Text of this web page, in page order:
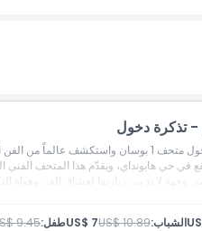
احصل على تذكرة دخول متحف 1 بوسان
في حي هايونداي، ويقدّم هذا المتحف الفني
وجهة لا بد من زيارتها لعشاق الفن وهواة
الشباب:US$ 10.89
US$ 7طفل:9.45